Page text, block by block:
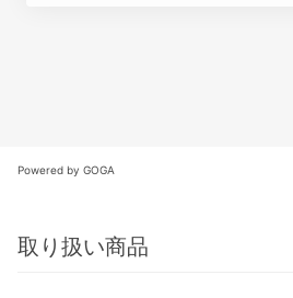
Powered by GOGA
取り扱い商品